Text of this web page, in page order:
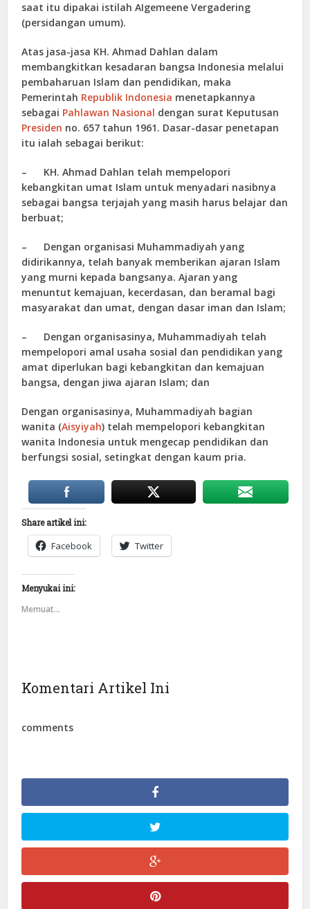
saat itu dipakai istilah AIgemeene Vergadering
(persidangan umum).
Atas jasa-jasa KH. Ahmad Dahlan dalam
membangkitkan kesadaran bangsa Indonesia melalui
pembaharuan Islam dan pendidikan, maka
Pemerintah Republik Indonesia menetapkannya
sebagai Pahlawan Nasional dengan surat Keputusan
Presiden no. 657 tahun 1961. Dasar-dasar penetapan
itu ialah sebagai berikut:
– KH. Ahmad Dahlan telah mempelopori
kebangkitan umat Islam untuk menyadari nasibnya
sebagai bangsa terjajah yang masih harus belajar dan
berbuat;
– Dengan organisasi Muhammadiyah yang
didirikannya, telah banyak memberikan ajaran Islam
yang murni kepada bangsanya. Ajaran yang
menuntut kemajuan, kecerdasan, dan beramal bagi
masyarakat dan umat, dengan dasar iman dan Islam;
– Dengan organisasinya, Muhammadiyah telah
mempelopori amal usaha sosial dan pendidikan yang
amat diperlukan bagi kebangkitan dan kemajuan
bangsa, dengan jiwa ajaran Islam; dan
Dengan organisasinya, Muhammadiyah bagian
wanita (Aisyiyah) telah mempelopori kebangkitan
wanita Indonesia untuk mengecap pendidikan dan
berfungsi sosial, setingkat dengan kaum pria.
Share artikel ini:
Facebook Twitter
Menyukai ini:
Memuat...
Komentari Artikel Ini
comments